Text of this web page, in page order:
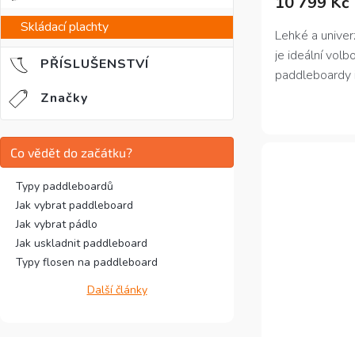
Skládací plachty
PŘÍSLUŠENSTVÍ
Značky
Co vědět do začátku?
Typy paddleboardů
Jak vybrat paddleboard
Jak vybrat pádlo
Jak uskladnit paddleboard
Typy flosen na paddleboard
Další články
Lehké a
je ideální
pro začínající
k dispozici